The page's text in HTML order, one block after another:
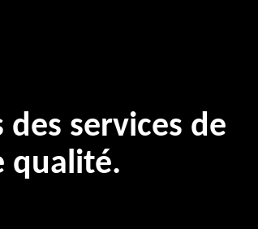
services de
qualité.